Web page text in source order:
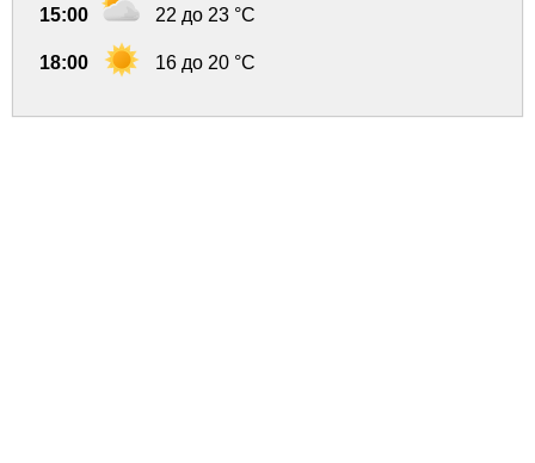
15:00 22 до 23 °C
18:00 16 до 20 °C